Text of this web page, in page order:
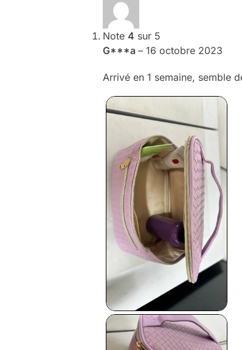
Note 4 sur 5
G***a – 16 octobre 2023
Arrivé en 1 semaine, semble